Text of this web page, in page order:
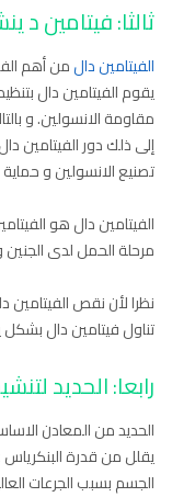
ثالثا: فيتامين د
الفيتامين دالمن أهم
يقوم الفيتامين دال
مقاومة الانسولين. و
إلى ذلك دور الفيتامين
تصنيع الانسولين و حماية
الفيتامين دال هو
مرحلة الحمل لدى الجنين
نظرا لأن نقص
تناول فيتامين دال بشكل يومي بين 2000-
رابعا: الحديد
الحديد من المعادن
يقلل من قدرة
الجسم بسبب الجرعات